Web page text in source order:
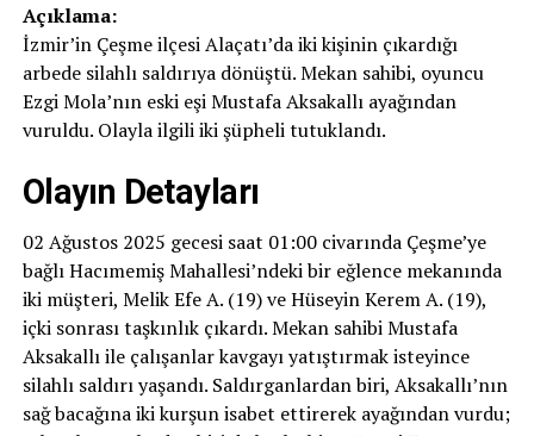
Açıklama:
İzmir’in Çeşme ilçesi Alaçatı’da iki kişinin çıkardığı
arbede silahlı saldırıya dönüştü. Mekan sahibi, oyuncu
Ezgi Mola’nın eski eşi Mustafa Aksakallı ayağından
vuruldu. Olayla ilgili iki şüpheli tutuklandı.
Olayın Detayları
02 Ağustos 2025 gecesi saat 01:00 civarında Çeşme’ye
bağlı Hacımemiş Mahallesi’ndeki bir eğlence mekanında
iki müşteri, Melik Efe A. (19) ve Hüseyin Kerem A. (19),
içki sonrası taşkınlık çıkardı. Mekan sahibi Mustafa
Aksakallı ile çalışanlar kavgayı yatıştırmak isteyince
silahlı saldırı yaşandı. Saldırganlardan biri, Aksakallı’nın
sağ bacağına iki kurşun isabet ettirerek ayağından vurdu;